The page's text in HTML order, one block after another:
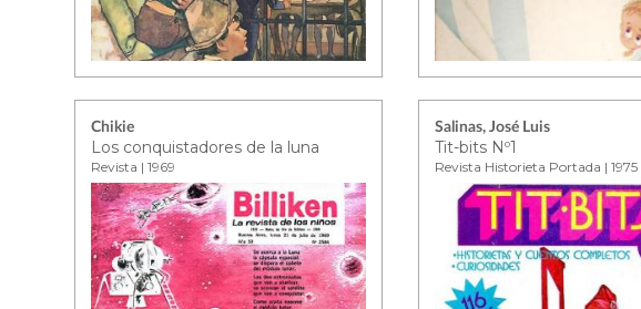
Chikie
Los conquistadores de la luna
Revista | 1969
Salinas, José Luis
Tit-bits Nº1
Revista Historieta Portada | 1975